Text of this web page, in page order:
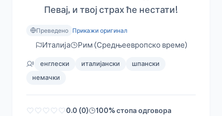
Певај, и твој страх ће нестати!
Преведено Прикажи оригинал
Италија Рим (Средњеевропско време)
енглески италијански
шпански
немачки
0.0 (0) 100% стопа одговора